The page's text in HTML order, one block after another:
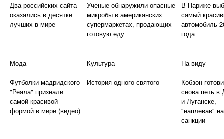
Два российских сайта
оказались в десятке
лучших в мире
Ученые обнаружили опасные
микробы в американских
супермаркетах, продающих
готовую еду
В Париже
самый
автомобиль
года
Мода
Футболки мадридского
"Реала" признали
самой красивой
формой в мире (видео)
Культура
История одного святого
На виду
Кобзон
снова петь в
и Луганске,
"наплевав" на
санкции